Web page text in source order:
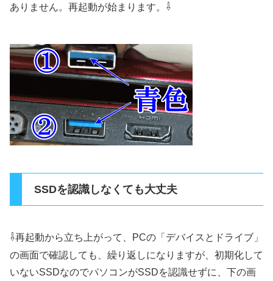
ありません。再起動が始まります。 ⇩
SSDを認識しなくても大丈夫
⇩再起動から立ち上がって、PCの「デバイスとドライブ」
の画面で確認しても、繰り返しになりますが、初期化して
いないSSDなのでパソコンがSSDを認識せずに、下の画